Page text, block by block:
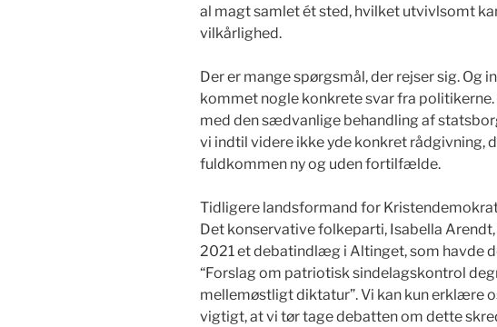
al magt samlet ét sted, hvilket utvivlsomt
vilkårlighed.
Der er mange spørgsmål, der rejser sig. Og
kommet nogle konkrete svar fra politikerne.
med den sædvanlige behandling af
vi indtil videre ikke yde konkret rådgivning,
fuldkommen ny og uden fortilfælde.
Tidligere landsformand for
Det konservative folkeparti, Isabella
2021 et debatindlæg i Altinget, som havde
“Forslag om patriotisk sindelagskontrol
mellemøstligt diktatur”. Vi kan kun erklære
vigtigt, at vi tør tage debatten om dette